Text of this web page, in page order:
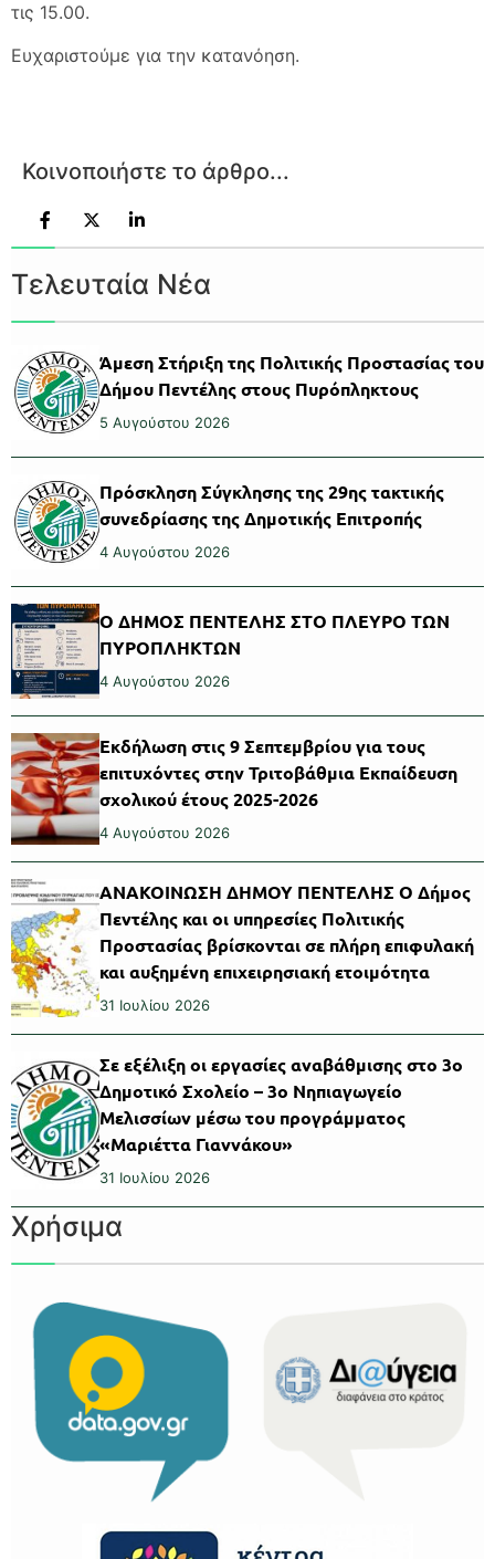
τις 15.00.
Ευχαριστούμε για την κατανόηση.
Κοινοποιήστε το άρθρο...
Τελευταία Νέα
Άμεση Στήριξη της Πολιτικής Προστασίας του
Δήμου Πεντέλης στους Πυρόπληκτους
5 Αυγούστου 2026
Πρόσκληση Σύγκλησης της 29ης τακτικής
συνεδρίασης της Δημοτικής Επιτροπής
4 Αυγούστου 2026
Ο ΔΗΜΟΣ ΠΕΝΤΕΛΗΣ ΣΤΟ ΠΛΕΥΡΟ ΤΩΝ
ΠΥΡΟΠΛΗΚΤΩΝ
4 Αυγούστου 2026
Εκδήλωση στις 9 Σεπτεμβρίου για τους
επιτυχόντες στην Τριτοβάθμια Εκπαίδευση
σχολικού έτους 2025-2026
4 Αυγούστου 2026
ΑΝΑΚΟΙΝΩΣΗ ΔΗΜΟΥ ΠΕΝΤΕΛΗΣ Ο Δήμος
Πεντέλης και οι υπηρεσίες Πολιτικής
Προστασίας βρίσκονται σε πλήρη επιφυλακή
και αυξημένη επιχειρησιακή ετοιμότητα
31 Ιουλίου 2026
Σε εξέλιξη οι εργασίες αναβάθμισης στο 3ο
Δημοτικό Σχολείο – 3ο Νηπιαγωγείο
Μελισσίων μέσω του προγράμματος
«Μαριέττα Γιαννάκου»
31 Ιουλίου 2026
Χρήσιμα